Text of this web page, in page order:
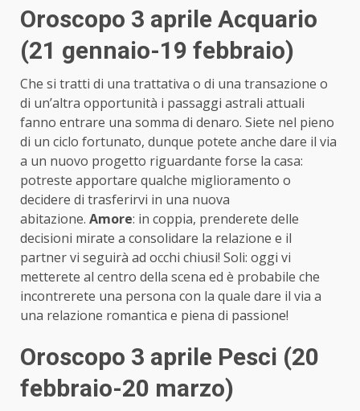
Oroscopo 3 aprile Acquario
(21 gennaio-19 febbraio)
Che si tratti di una trattativa o di una transazione o
di un’altra opportunità i passaggi astrali attuali
fanno entrare una somma di denaro. Siete nel pieno
di un ciclo fortunato, dunque potete anche dare il via
a un nuovo progetto riguardante forse la casa:
potreste apportare qualche miglioramento o
decidere di trasferirvi in una nuova
abitazione. Amore: in coppia, prenderete delle
decisioni mirate a consolidare la relazione e il
partner vi seguirà ad occhi chiusi! Soli: oggi vi
metterete al centro della scena ed è probabile che
incontrerete una persona con la quale dare il via a
una relazione romantica e piena di passione!
Oroscopo 3 aprile Pesci (20
febbraio-20 marzo)